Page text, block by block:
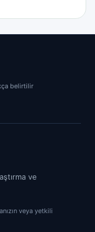
belirtilir
ve
veya yetkili